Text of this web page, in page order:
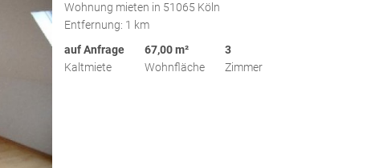
Wohnung mieten in 51065 Köln
Entfernung: 1 km
auf Anfrage
Kaltmiete
67,00 m²
Wohnfläche
3
Zimmer